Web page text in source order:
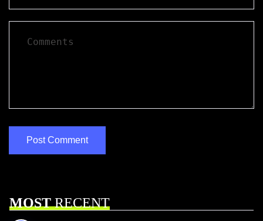
MOSTRECENT